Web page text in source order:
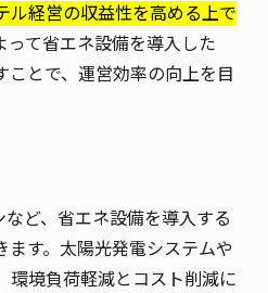
ル経営の収益性を高める上で
って省エネ設備を導入した
ことで、運営効率の向上を目
ど、省エネ設備を導入する
ます。太陽光発電システムや
環境負荷軽減とコスト削減に